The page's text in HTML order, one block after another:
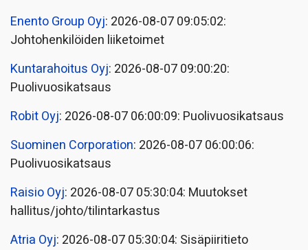
Enento Group Oyj: 2026-08-07 09:05:02:
Johtohenkilöiden liiketoimet
Kuntarahoitus Oyj: 2026-08-07 09:00:20:
Puolivuosikatsaus
Robit Oyj: 2026-08-07 06:00:09: Puolivuosikatsaus
Suominen Corporation: 2026-08-07 06:00:06:
Puolivuosikatsaus
Raisio Oyj: 2026-08-07 05:30:04: Muutokset
hallitus/johto/tilintarkastus
Atria Oyj: 2026-08-07 05:30:04: Sisäpiiritieto